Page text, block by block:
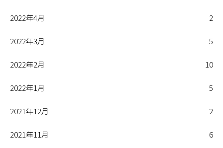
2022年4月 2
2022年3月 5
2022年2月 10
2022年1月 5
2021年12月 2
2021年11月 6